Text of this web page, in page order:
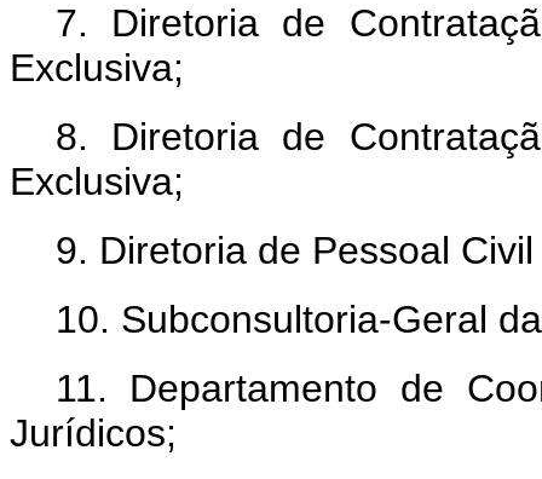
7. Diretoria de
Exclusiva;
8. Diretoria de
Exclusiva;
9. Diretoria de Pessoal
10. Subconsultoria-Geral
11. Departamento de
Jurídicos;